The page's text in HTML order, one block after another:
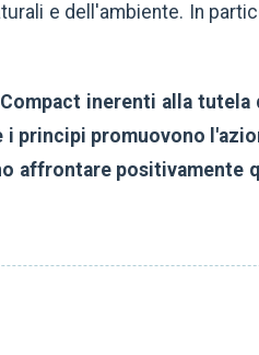
e dell'ambiente. In
Compact inerenti alla
principi promuovono
affrontare positivamente